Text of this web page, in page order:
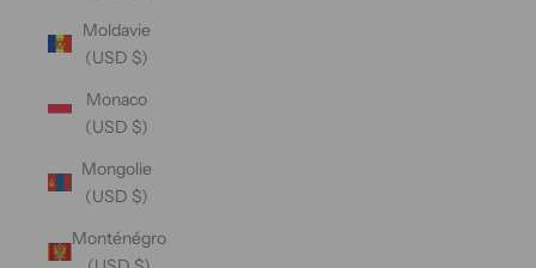
Moldavie
(USD $)
Monaco
(USD $)
Mongolie
(USD $)
Monténégro